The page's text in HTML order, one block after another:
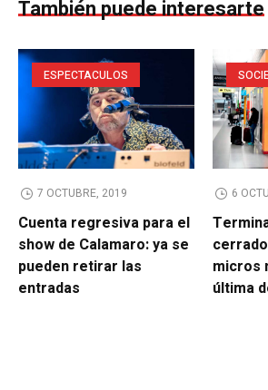
También puede interesarte
ESPECTACULOS
7 OCTUBRE, 2019
Cuenta regresiva para el
show de Calamaro: ya se
pueden retirar las
entradas
6
micros
última